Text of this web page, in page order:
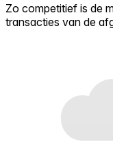
Zo competitief is de
transacties van de